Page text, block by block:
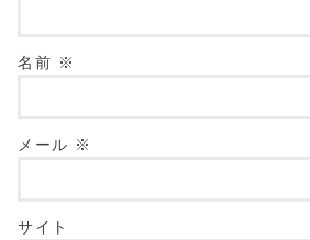
名前 ※
メール ※
サイト